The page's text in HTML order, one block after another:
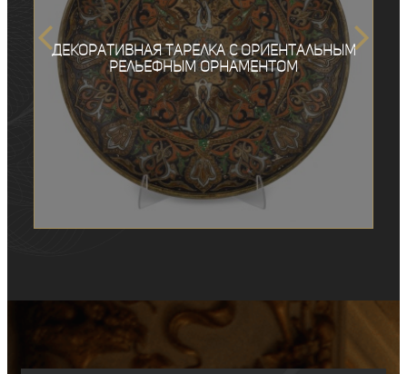
Декоративная тарелка с ориентальным
рельефным орнаментом